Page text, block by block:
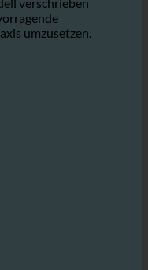
die sich
verschrieben
umzusetzen.